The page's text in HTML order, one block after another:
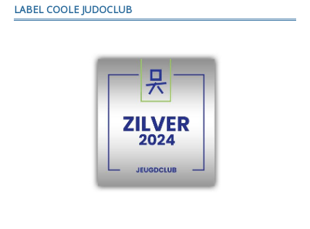
LABEL COOLE JUDOCLUB